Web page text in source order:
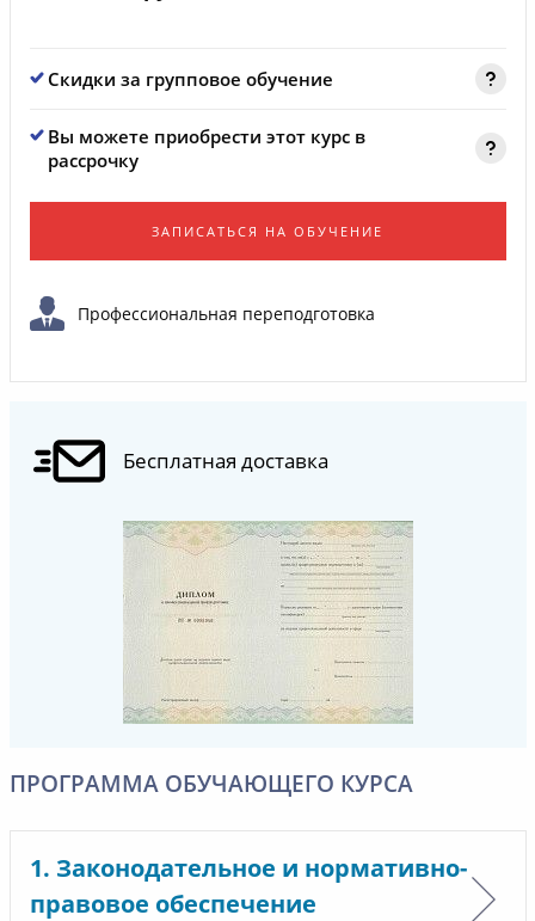
Скидки за групповое обучение
Вы можете приобрести этот курс в
рассрочку
ЗАПИСАТЬСЯ НА ОБУЧЕНИЕ
Профессиональная переподготовка
Бесплатная доставка
ПРОГРАММА ОБУЧАЮЩЕГО КУРСА
1. Законодательное и нормативно-
правовое обеспечение